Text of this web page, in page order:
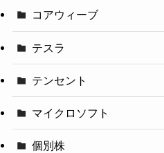
コアウィーブ
テスラ
テンセント
マイクロソフト
個別株